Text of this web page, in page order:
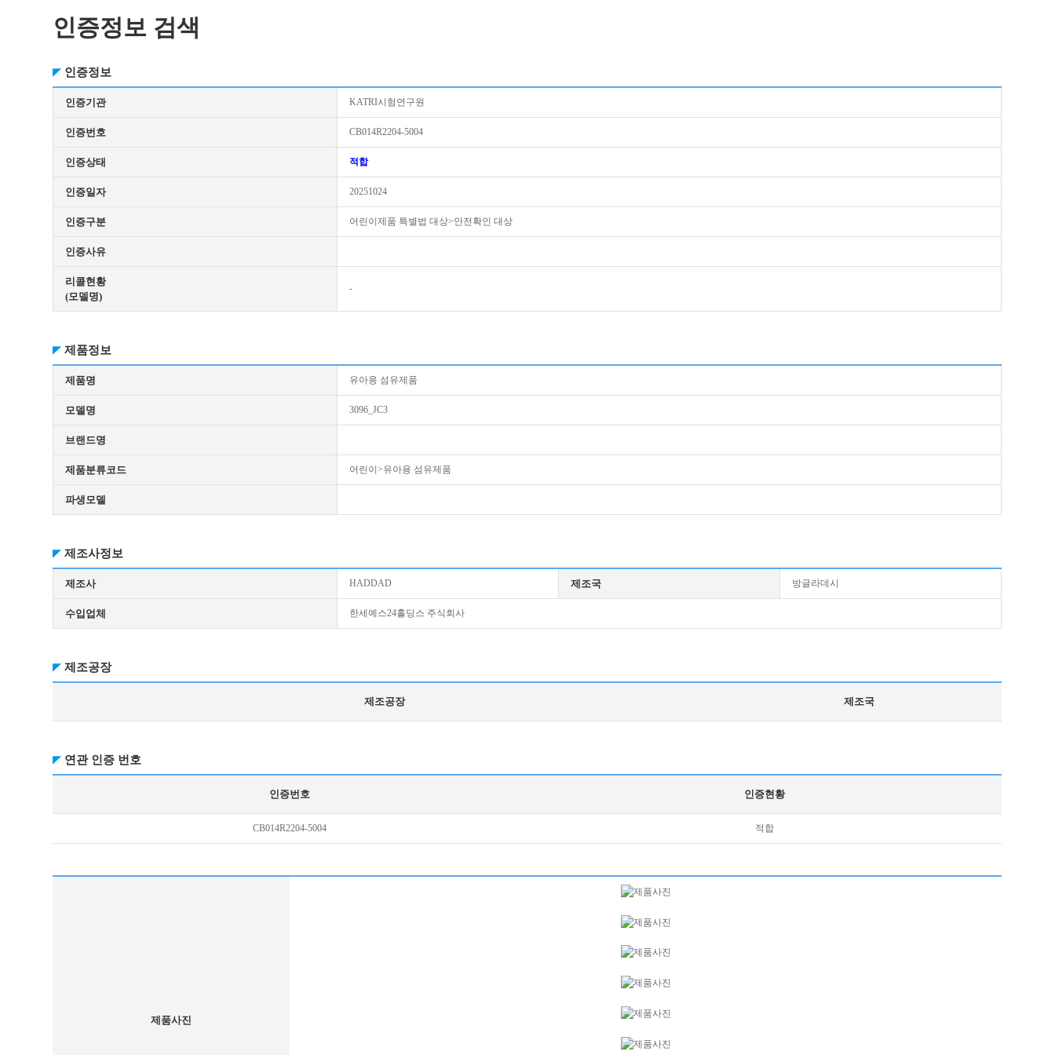
인증정보 검색
인증정보
인증기관 KATRI시험연구원
인증번호 CB014R2204-5004
인증상태 적합
인증일자 20251024
인증구분 어린이제품 특별법 대상>안전확인 대상
인증사유
리콜현황
(모델명)
-
제품정보
제품명 유아용 섬유제품
모델명 3096_JC3
브랜드명
제품분류코드 어린이>유아용 섬유제품
파생모델
제조사정보
제조사 HADDAD 제조국 방글라데시
수입업체 한세예스24홀딩스 주식회사
제조공장
제조공장 제조국
연관 인증 번호
인증번호 인증현황
CB014R2204-5004 적합
제품사진